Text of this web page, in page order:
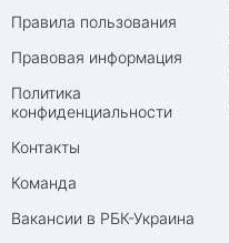
Правила пользования
Правовая информация
Политика
конфиденциальности
Контакты
Команда
Вакансии в РБК-Украина